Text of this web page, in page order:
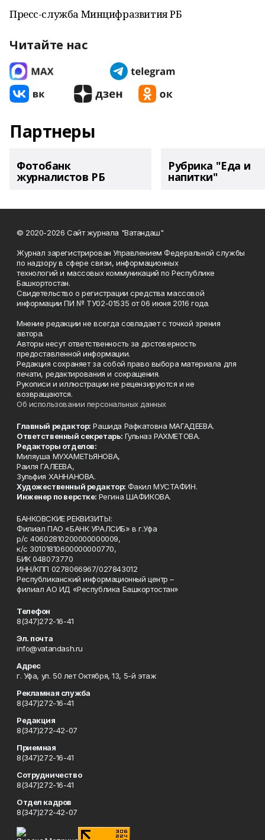
Пресс-служба Минцифразвития РБ
Читайте нас
Партнеры
Фотобанк
журналистов РБ
Рубрика "Еда и
напитки"
© 2020-2026 Сайт журнала "Ватандаш"
Журнал зарегистрирован Управлением Федеральной службы
по надзору в сфере связи, информационных
технологий и массовых коммуникаций по Республике
Башкортостан.
Свидетельство о регистрации средства массовой
информации ПИ № ТУ02-01535 от 06 июня 2016 года.
Мнение редакции не всегда совпадает с точкой зрения
автора.
Авторы несут ответственность за достоверность
предоставленной информации.
Редакция сохраняет за собой право выбора материала для
печати, редактирования и сокращения.
Рукописи и иллюстрации не рецензируются и не
возвращаются.
Об использовании персональных данных
Главный редактор: Рашида Рафкатовна МАГАДЕЕВА.
Ответственный секретарь: Гульназ РАХМЕТОВА.
Редакторы отделов:
Миляуша МУХАМЕТЬЯНОВА,
Раиля ГАЛЕЕВА,
Зульфия ХАННАНОВА.
Художественный редактор: Факил МУСТАФИН.
Инженер по верстке: Регина ШАФИКОВА.
БАНКОВСКИЕ РЕКВИЗИТЫ:
Филиал ПАО «БАНК УРАЛСИБ» в г.Уфа
р/с 40602810200000000009,
к/с 30101810600000000770,
БИК 048073770
ИНН/КПП 0278066967/027843012
Республиканский информационный центр –
филиал АО ИД «Республика Башкортостан»
Телефон
8(347)272-16-41
Эл. почта
info@vatandash.ru
Адрес
г. Уфа, ул. 50 лет Октября, 13, 5-й этаж
Рекламная служба
8(347)272-16-41
Редакция
8(347)272-42-07
Приемная
8(347)272-16-41
Сотрудничество
8(347)272-16-41
Отдел кадров
8(347)272-42-07